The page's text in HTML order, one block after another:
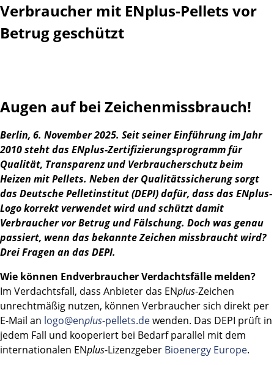
Verbraucher mit ENplus-Pellets vor
Betrug geschützt
Augen auf bei Zeichenmissbrauch!
Berlin, 6. November 2025. Seit seiner Einführung im Jahr
2010 steht das ENplus-Zertifizierungsprogramm für
Qualität, Transparenz und Verbraucherschutz beim
Heizen mit Pellets. Neben der Qualitätssicherung sorgt
das Deutsche Pelletinstitut (DEPI) dafür, dass das ENplus-
Logo korrekt verwendet wird und schützt damit
Verbraucher vor Betrug und Fälschung. Doch was genau
passiert, wenn das bekannte Zeichen missbraucht wird?
Drei Fragen an das DEPI.
Wie können Endverbraucher Verdachtsfälle melden?
Im Verdachtsfall, dass Anbieter das ENplus-Zeichen
unrechtmäßig nutzen, können Verbraucher sich direkt per
E-Mail an logo@enplus-pellets.dewenden. Das DEPI prüft in
jedem Fall und kooperiert bei Bedarf parallel mit dem
internationalen ENplus-Lizenzgeber Bioenergy Europe.